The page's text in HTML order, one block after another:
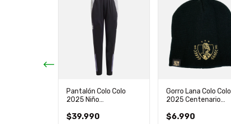
Pantalón Colo Colo
2025 Niño
Adidas
$39.990
Gorro Lana Colo Colo
2025 Centenario
$6.990